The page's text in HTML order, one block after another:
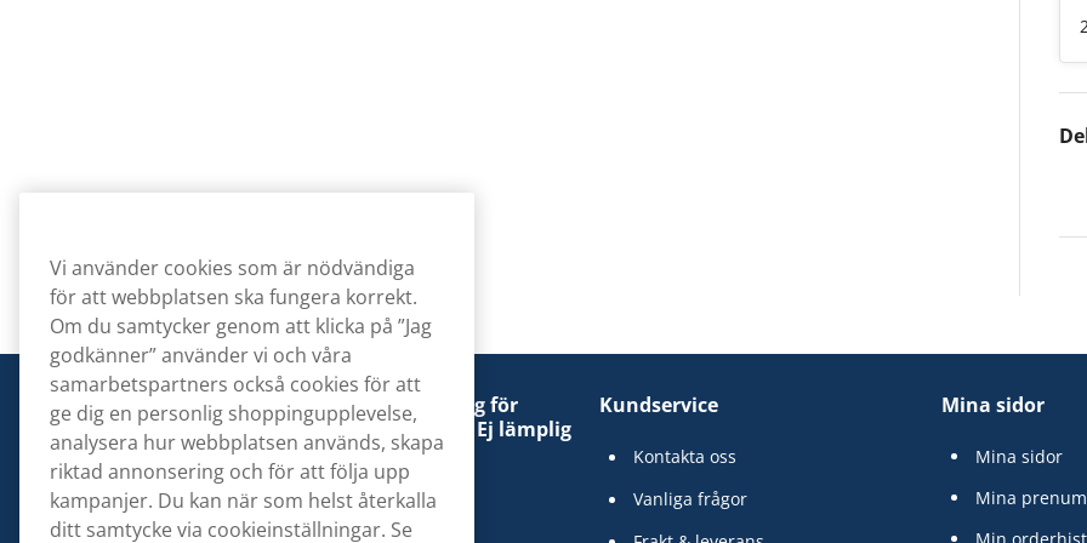
Denna tobaksprodukt kan vara skadlig för
hälsan och är beroendeframkallande. Ej lämplig
för personer under 18 år.
Kundservice
Kontakta oss
Vanliga frågor
Mina sidor
Mina sidor
Mina
Vi använder cookies som är nödvändiga
för att webbplatsen ska fungera korrekt.
Om du samtycker genom att klicka på ”Jag
godkänner” använder vi och våra
samarbetspartners också cookies för att
ge dig en personlig shoppingupplevelse,
analysera hur webbplatsen används, skapa
riktad annonsering och för att följa upp
kampanjer. Du kan när som helst återkalla
ditt samtycke via cookieinställningar. Se